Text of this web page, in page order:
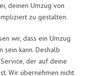
deinen Umzug von
zu gestalten.
wir, dass ein Umzug
kann. Deshalb
der auf deine
Wir übernehmen nicht